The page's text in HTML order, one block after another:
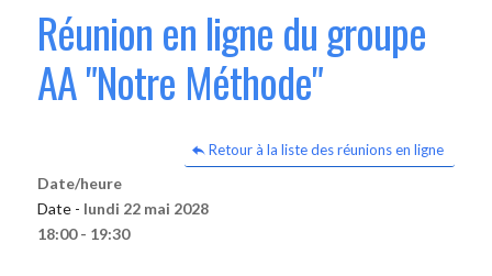
Réunion en ligne du groupe
AA "Notre Méthode"
Retour à la liste des réunions en ligne
Date/heure
Date - lundi 22 mai 2028
18:00 - 19:30